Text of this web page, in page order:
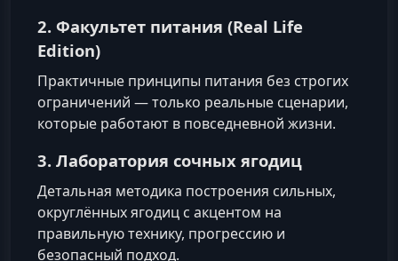
2. Факультет питания (Real Life
Edition)
Практичные принципы питания без строгих
ограничений — только реальные сценарии,
которые работают в повседневной жизни.
3. Лаборатория сочных ягодиц
Детальная методика построения сильных,
округлённых ягодиц с акцентом на
правильную технику, прогрессию и
безопасный подход.